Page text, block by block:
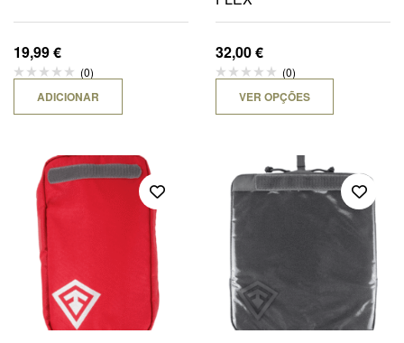
19,99€
(0)
ADICIONAR
32,00€
(0)
VER OPÇÕES